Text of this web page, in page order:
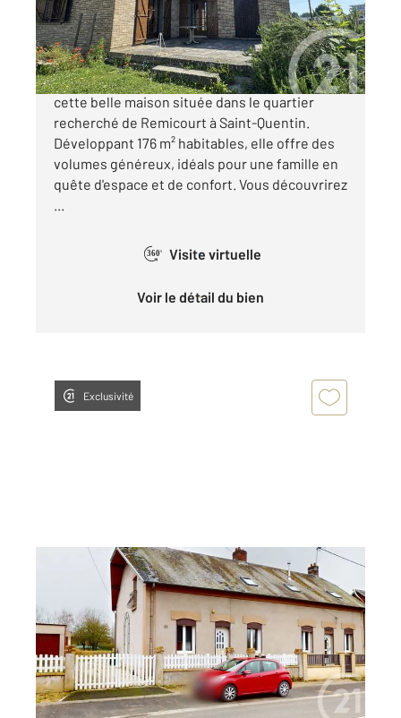
199 500 €
CENTURY 21 Agence Delahaye vous propose
cette belle maison située dans le quartier
recherché de Remicourt à Saint-Quentin.
Développant 176 m² habitables, elle offre des
volumes généreux, idéals pour une famille en
quête d'espace et de confort. Vous découvrirez
360° Visite virtuelle
Voir le détail du bien
Exclusivité
MENNESSIS 02
136,86 m 2, 6 pièces
Ref : 13624
Maison à vendre
74 800 €
Visiter le site dédié